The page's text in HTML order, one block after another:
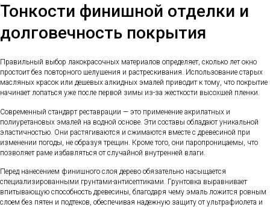
Тонкости финишной отделки и
долговечность покрытия
Правильный выбор лакокрасочных материалов определяет, сколько лет окно
простоит без повторного шелушения и растрескивания. Использование старых
масляных красок или дешевых алкидных эмалей приводит к тому, что покрытие
начинает лопаться уже после первой зимы из-за жесткости высохшей пленки.
Современный стандарт реставрации — это применение акрилатных и
полиуретановых эмалей на водной основе. Эти составы обладают уникальной
эластичностью. Они растягиваются и сжимаются вместе с древесиной при
изменении погоды, не образуя трещин. Кроме того, они паропроницаемы, что
позволяет раме избавляться от случайной внутренней влаги.
Перед нанесением финишного слоя дерево обязательно насыщается
специализированными грунтами-антисептиками. Грунтовка выравнивает
впитывающую способность древесины, благодаря чему эмаль ложится ровным
слоем без пятен и подтеков, обеспечивая надежную защиту от ультрафиолета и